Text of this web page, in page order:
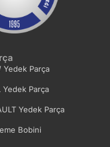
Yedek Parça
Yedek Parça
Yedek Parça
Bobini